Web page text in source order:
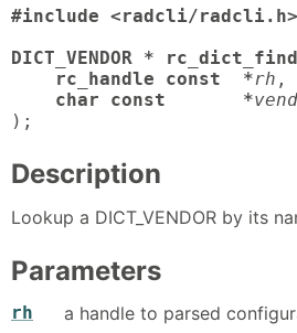
#include <radcli/radcli.h>
DICT_VENDOR *
rc_handle const  *rh ,
char const       *
);
Description
Lookup a DICT_VENDOR by its
Parameters
rh a handle to parsed